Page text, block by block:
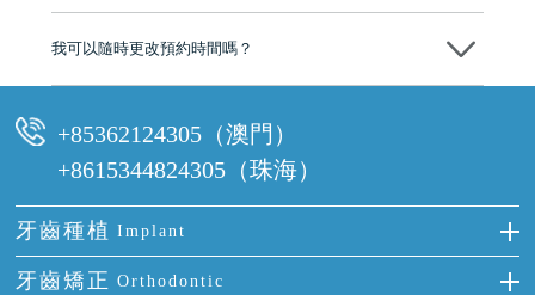
可以。維港口腔會按照當日匯率轉算收取費用，而匯率會及時告知客人
我可以隨時更改預約時間嗎？
+85362124305（澳門）
+8615344824305（珠海）
牙齒種植 Implant
種牙
牙齒矯正 Orthodontic